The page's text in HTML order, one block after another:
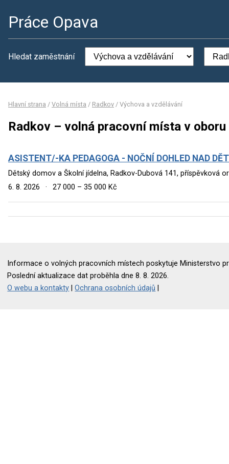
Práce Opava
Hledat zaměstnání
Hlavní strana / Volná místa / Radkov / Výchova a vzdělávání
Radkov – volná pracovní místa v
ASISTENT/-KA PEDAGOGA - NOČNÍ DOHLED NAD
Dětský domov a Školní jídelna, Radkov-Dubová 141, příspěvková
6. 8. 2026
· 27 000 – 35 000 Kč
Informace o volných pracovních místech poskytuje Ministerstvo
Poslední aktualizace dat proběhla dne 8. 8. 2026.
O webu a kontakty |Ochrana osobních údajů